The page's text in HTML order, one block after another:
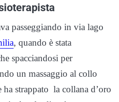
passeggiando in via lago
, quando è stata
spacciandosi per
un massaggio al collo
ha strappato la collana d’oro